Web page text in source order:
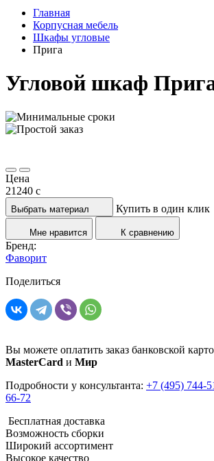
Главная
Корпусная мебель
Шкафы угловые
Прига
Угловой шкаф
Цена
21240 c
Выбрать материал Купить в один клик
Мне нравится К сравнению
Бренд:
Фаворит
Поделиться
Вы можете оплатить заказ банковской
MasterCard и Мир
Подробности у консультанта: +7 (495) 744-
66-72
Бесплатная доставка
Возможность сборки
Широкий ассортимент
Высокое качество